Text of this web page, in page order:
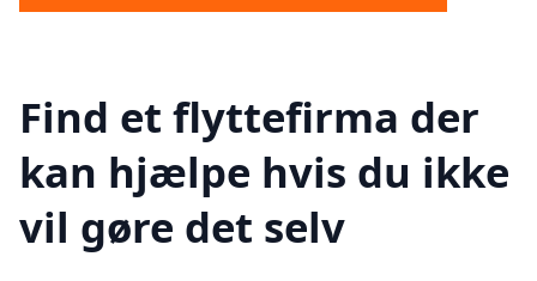
Find et flyttefirma der
kan hjælpe hvis du ikke
vil gøre det selv